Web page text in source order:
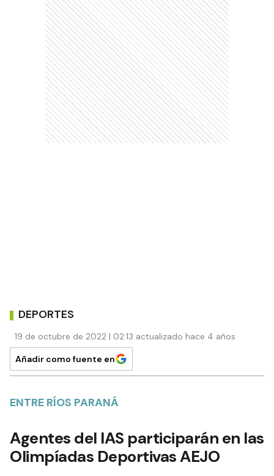
DEPORTES
19 de octubre de 2022 | 02:13 actualizado hace 4 años
Añadir como fuente en
ENTRE RÍOS PARANÁ
Agentes del IAS participarán en las
Olimpíadas Deportivas AEJO